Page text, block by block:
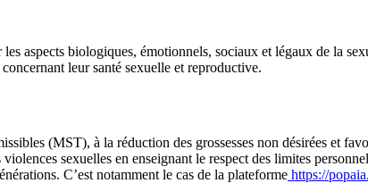
aspects biologiques, émotionnels, sociaux et légaux de la
leur santé sexuelle et reproductive.
(MST), à la réduction des grossesses non désirées et
sexuelles en enseignant le respect des limites
C’est notamment le cas de la plateforme https://